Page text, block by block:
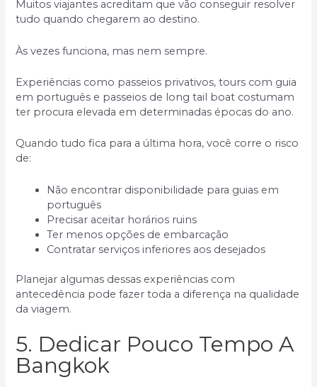
Muitos viajantes acreditam que vão conseguir resolver
tudo quando chegarem ao destino.
Às vezes funciona, mas nem sempre.
Experiências como passeios privativos, tours com guia
em português e passeios de long tail boat costumam
ter procura elevada em determinadas épocas do ano.
Quando tudo fica para a última hora, você corre o risco
de:
Não encontrar disponibilidade para guias em
português
Precisar aceitar horários ruins
Ter menos opções de embarcação
Contratar serviços inferiores aos desejados
Planejar algumas dessas experiências com
antecedência pode fazer toda a diferença na qualidade
da viagem.
5. Dedicar Pouco Tempo A
Bangkok